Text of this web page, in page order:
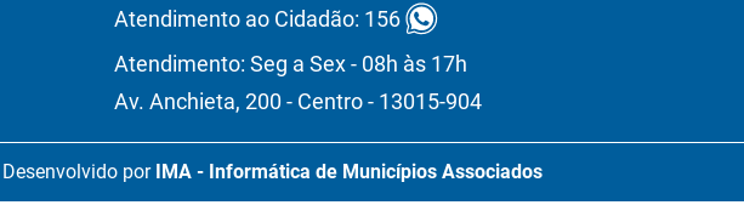
Atendimento ao Cidadão: 156
Atendimento: Seg a Sex - 08h às 17h
Av. Anchieta, 200 - Centro - 13015-904
Desenvolvido por IMA - Informática de Municípios Associados